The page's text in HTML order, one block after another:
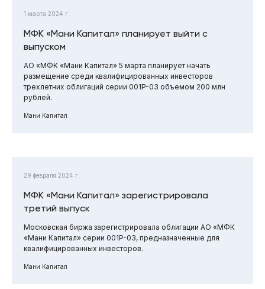
1 марта 2024 г.
МФК «Мани Капитал» планирует выйти с
выпуском
АО «МФК «Мани Капитал» 5 марта планирует начать
размещение среди квалифицированных инвесторов
трехлетних облигаций серии 001P-03 объемом 200 млн
рублей.
Мани Капитал
29 февраля 2024 г.
МФК «Мани Капитал» зарегистрировала
третий выпуск
Московская биржа зарегистрировала облигации АО «МФК
«Мани Капитал» серии 001P-03, предназначенные для
квалифицированных инвесторов.
Мани Капитал